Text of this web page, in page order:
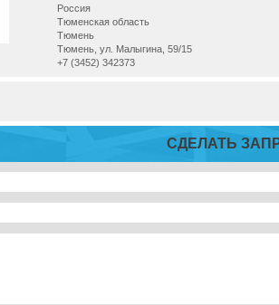
Россия
Тюменская область
Тюмень
Тюмень, ул. Малыгина, 59/15
+7 (3452) 342373
СДЕЛАТЬ